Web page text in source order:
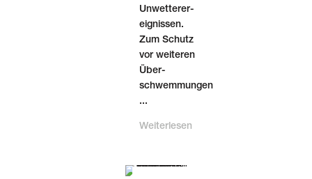
Unwetter­er­
eignissen.
Zum Schutz
vor weiteren
Über­
schwemmungen
...
Weiterlesen